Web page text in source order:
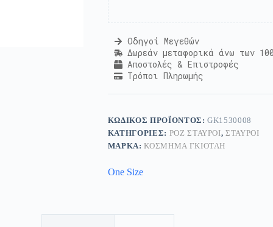
Οδηγοί Μεγεθών
Δωρεάν μεταφορικά άνω των
Αποστολές & Επιστροφές
Τρόποι Πληρωμής
ΚΩΔΙΚΌΣ ΠΡΟΪΌΝΤΟΣ:GK1530008
ΚΑΤΗΓΟΡΊΕΣ: ΡΟΖ ΣΤΑΥΡΟΊ,ΣΤΑΥΡΟΊ
ΜΆΡΚΑ:ΚΟΣΜΗΜΑ ΓΚΙΟΤΛΗ
One Size